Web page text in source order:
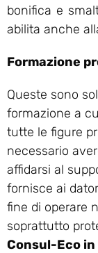
bonifica e
abilita anche
Formazione
Queste sono
formazione a
tutte le figure
necessario
affidarsi al
fornisce ai
fine di operare
soprattutto
Consul-Eco in